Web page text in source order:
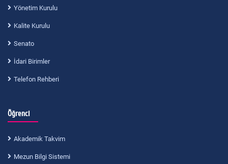
Yönetim Kurulu
Kalite Kurulu
Senato
İdari Birimler
Telefon Rehberi
Öğrenci
Akademik Takvim
Mezun Bilgi Sistemi